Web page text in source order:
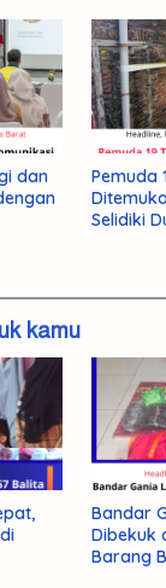
dan
Pemuda
Selidiki
kamu
Bandar
Dibekuk
Barang